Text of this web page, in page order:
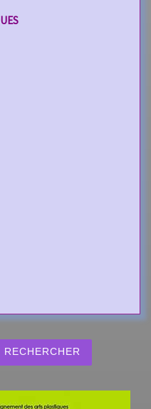
RECHERCHER